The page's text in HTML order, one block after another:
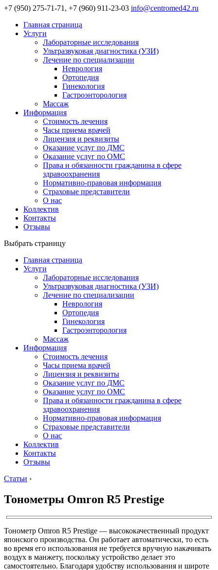
+7 (950) 275-71-71, +7 (960) 911-23-03 info@centromed42.ru
Главная страница
Услуги
Лабораторные исследования
Ультразвуковая диагностика (УЗИ)
Лечение по специализации
Неврология
Ортопедия
Гинекология
Гастроэнторология
Массаж
Информация
Стоимость лечения
Часы приема врачей
Лицензия и реквизиты
Оказание услуг по ДМС
Оказание услуг по ОМС
Права и обязанности гражданина в сфере
здравоохранения
Нормативно-правовая информация
Страховые представители
О нас
Коллектив
Контакты
Отзывы
Выбрать страницу
Главная страница
Услуги
Лабораторные исследования
Ультразвуковая диагностика (УЗИ)
Лечение по специализации
Неврология
Ортопедия
Гинекология
Гастроэнторология
Массаж
Информация
Стоимость лечения
Часы приема врачей
Лицензия и реквизиты
Оказание услуг по ДМС
Оказание услуг по ОМС
Права и обязанности гражданина в сфере
здравоохранения
Нормативно-правовая информация
Страховые представители
О нас
Коллектив
Контакты
Отзывы
Статьи ›
Тонометры Omron R5 Prestige
Тонометр Omron R5 Prestige — высококачественный продукт
японского производства. Он работает автоматически, то есть
во время его использования не требуется вручную накачивать
воздух в манжету, поскольку устройство делает это
самостоятельно. Благодаря удобству использования и широте